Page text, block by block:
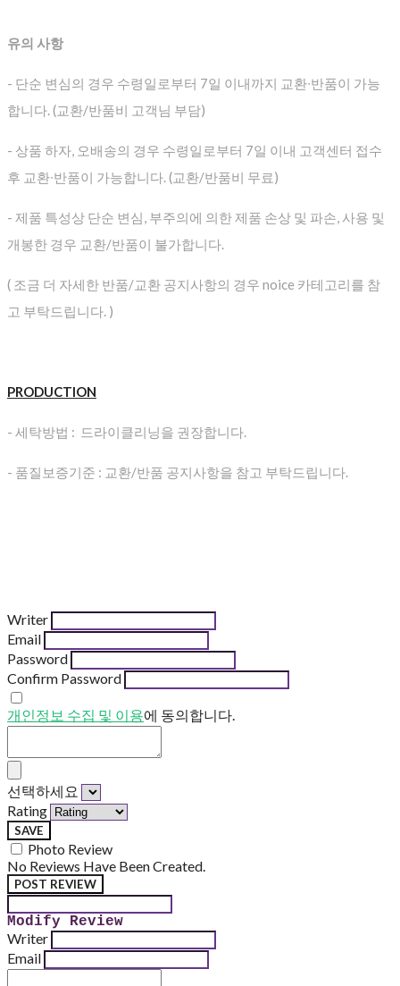
유의 사항
- 단순 변심의 경우 수령일로부터 7일 이내까지 교환∙반품이 가능
합니다. (교환/반품비 고객님 부담)
- 상품 하자, 오배송의 경우 수령일로부터 7일 이내 고객센터 접수
후 교환∙반품이 가능합니다. (교환/반품비 무료)
- 제품 특성상 단순 변심, 부주의에 의한 제품 손상 및 파손, 사용 및
개봉한 경우 교환/반품이 불가합니다.
( 조금 더 자세한 반품/교환 공지사항의 경우 noice 카테고리를 참
고 부탁드립니다. )
PRODUCTION
- 세탁방법 : 드라이클리닝을 권장합니다.
- 품질보증기준 : 교환/반품 공지사항을 참고 부탁드립니다.
Writer
Email
Password
Confirm Password
개인정보 수집 및 이용에 동의합니다.
선택하세요
Rating
SAVE
Photo Review
No Reviews Have Been Created.
POST REVIEW
Modify Review
Writer
Email